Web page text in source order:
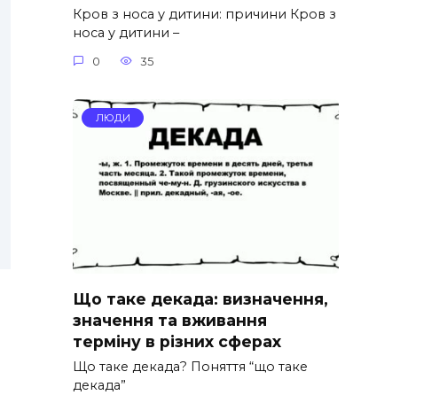
Кров з носа у дитини: причини Кров з
носа у дитини –
0 35
ЛЮДИ
Що таке декада: визначення,
значення та вживання
терміну в різних сферах
Що таке декада? Поняття “що таке
декада”